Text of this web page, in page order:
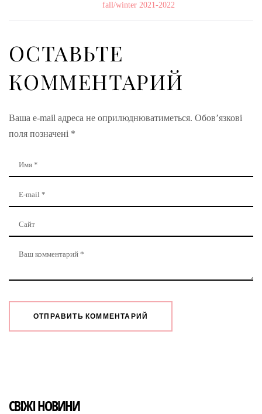
fall/winter 2021-2022
ОСТАВЬТЕ
КОММЕНТАРИЙ
Ваша e-mail адреса не оприлюднюватиметься. Обов’язкові
поля позначені *
СВІЖІ НОВИНИ